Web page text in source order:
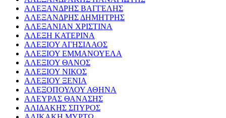
ΑΛΕΞΑΝΔΡΗΣ ΒΑΓΓΕΛΗΣ
ΑΛΕΞΑΝΔΡΗΣ ΔΗΜΗΤΡΗΣ
ΑΛΕΞΑΝΙΑΝ ΧΡΙΣΤΙΝΑ
ΑΛΕΞΗ ΚΑΤΕΡΙΝΑ
ΑΛΕΞΙΟΥ ΑΓΗΣΙΛΑΟΣ
ΑΛΕΞΙΟΥ ΕΜΜΑΝΟΥΕΛΑ
ΑΛΕΞΙΟΥ ΘΑΝΟΣ
ΑΛΕΞΙΟΥ ΝΙΚΟΣ
ΑΛΕΞΙΟΥ ΞΕΝΙΑ
ΑΛΕΞΟΠΟΥΛΟΥ ΑΘΗΝΑ
ΑΛΕΥΡΑΣ ΘΑΝΑΣΗΣ
ΑΛΙΔΑΚΗΣ ΣΠΥΡΟΣ